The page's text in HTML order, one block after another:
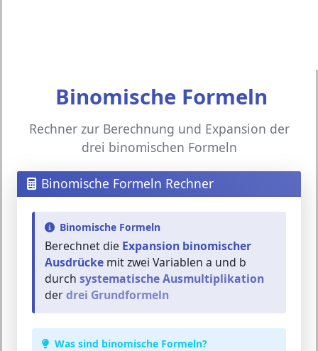
Binomische Formeln
Rechner zur Berechnung und Expansion der
drei binomischen Formeln
Binomische Formeln Rechner
Binomische Formeln
Berechnet die Expansion binomischer
Ausdrücke mit zwei Variablen a und b
durch systematische Ausmultiplikation
derdrei Grundformeln
Was sind binomische Formeln?